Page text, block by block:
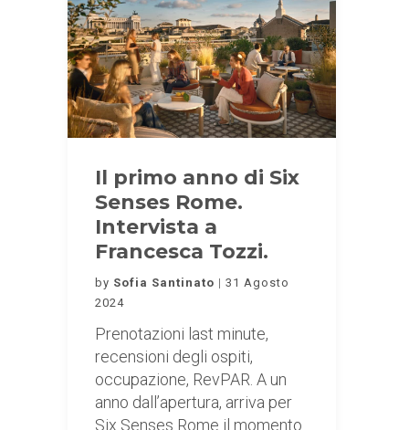
Il primo anno di Six
Senses Rome.
Intervista a
Francesca Tozzi.
by Sofia Santinato
31 Agosto
2024
Prenotazioni last minute,
recensioni degli ospiti,
occupazione, RevPAR. A un
anno dall’apertura, arriva per
Six Senses Rome il momento